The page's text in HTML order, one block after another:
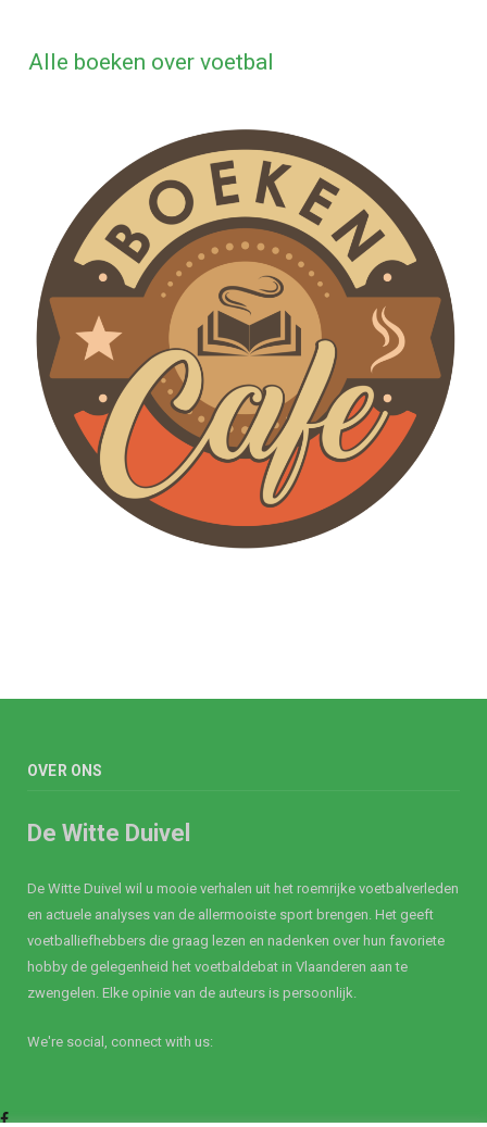
Alle boeken over voetbal
OVER ONS
De Witte Duivel
De Witte Duivel wil u mooie verhalen uit het roemrijke voetbalverleden
en actuele analyses van de allermooiste sport brengen. Het geeft
voetballiefhebbers die graag lezen en nadenken over hun favoriete
hobby de gelegenheid het voetbaldebat in Vlaanderen aan te
zwengelen. Elke opinie van de auteurs is persoonlijk.
We're social, connect with us:
Facebook